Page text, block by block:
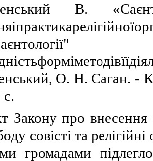
В.
О. Н. Саган. -
с.
Закону про внесення
совісті та
громадами